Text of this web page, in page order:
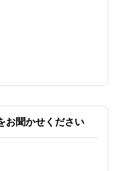
お聞かせください